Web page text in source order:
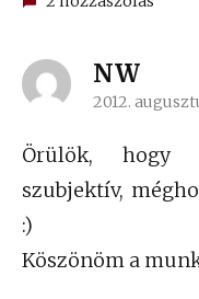
NW
szerint:
2012.
Örülök, hogy
szubjektív,
:)
Köszönöm a